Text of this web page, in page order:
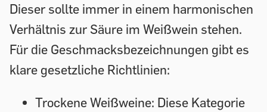
Dieser sollte immer in einem harmonischen
Verhältnis zur Säure im Weißwein stehen.
Für die Geschmacksbezeichnungen gibt es
klare gesetzliche Richtlinien:
Trockene Weißweine: Diese Kategorie